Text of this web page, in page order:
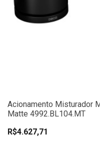
Acionamento Misturador
Matte 4992.BL104.MT
R$4.627,71